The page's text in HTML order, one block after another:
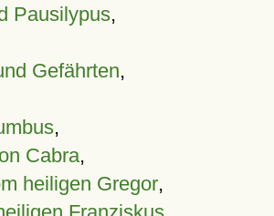
Pausilypus,
Gefährten,
,
Cabra,
heiligen Gregor,